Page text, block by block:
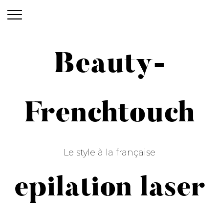
Beauty-Frenchtouch
Beauty-
Frenchtouch
Le style à la française
epilation laser